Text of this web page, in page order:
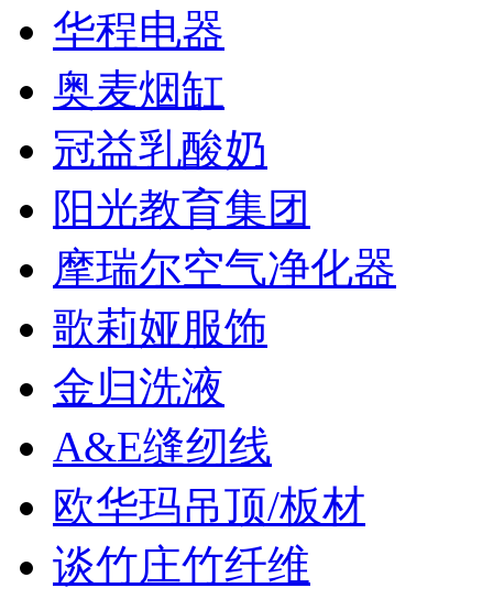
华程电器
奥麦烟缸
冠益乳酸奶
阳光教育集团
摩瑞尔空气净化器
歌莉娅服饰
金归洗液
A&E缝纫线
欧华玛吊顶/板材
谈竹庄竹纤维